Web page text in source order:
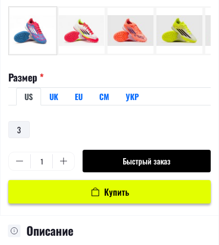
Размер *
US UK EU СМ УКР
3
Быстрый заказ
Купить
Описание